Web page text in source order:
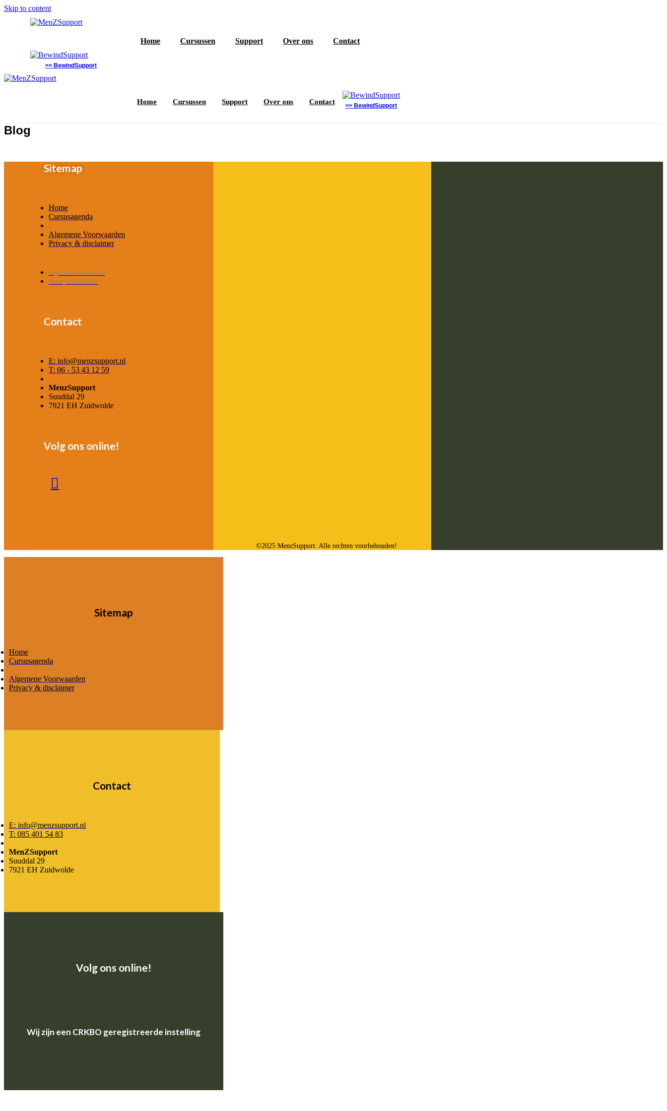
Skip to content
Home Cursussen Support Over ons Contact
>> BewindSupport
Home Cursussen Support Over ons Contact
>> BewindSupport
Blog
Sitemap
Home
Cursusagenda
Algemene Voorwaarden
Privacy & disclaimer
Algemene Voorwaarden
Privacy & disclaimer
Contact
E: info@menzsupport.nl
T: 06 - 53 43 12 59
MenzSupport
Suuddal 29
7921 EH Zuidwolde
Volg ons online!
Linkedin
©2025 MenzSupport. Alle rechten voorbehouden!
Sitemap
Home
Cursusagenda
Algemene Voorwaarden
Privacy & disclaimer
Contact
E: info@menzsupport.nl
T: 085 401 54 83
MenZSupport
Suuddal 29
7921 EH Zuidwolde
Volg ons online!
Wij zijn een CRKBO geregistreerde instelling